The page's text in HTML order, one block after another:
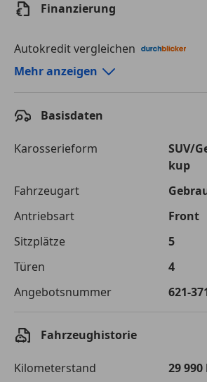
Finanzierung
Autokredit vergleichen
Autokredit-Rechner von
120 Monate
Kreditbetrag
€ 42 500,-
Gesamtbetrag
Einberechnete Gebühren
€ 0,-
Effektivzinsatz
Sollzinssatz
Monatliche Rate € 498,95
Mehr anzeigen
Basisdaten
Karosserieform
SUV/
kup
Fahrzeugart
Antriebsart
Front
Sitzplätze
5
Türen
4
Angebotsnummer
621-
Fahrzeughistorie
Kilometerstand
29